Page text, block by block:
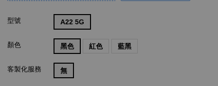
型號 A22 5G
顏色 黑色 紅色 藍黑
客製化服務 無